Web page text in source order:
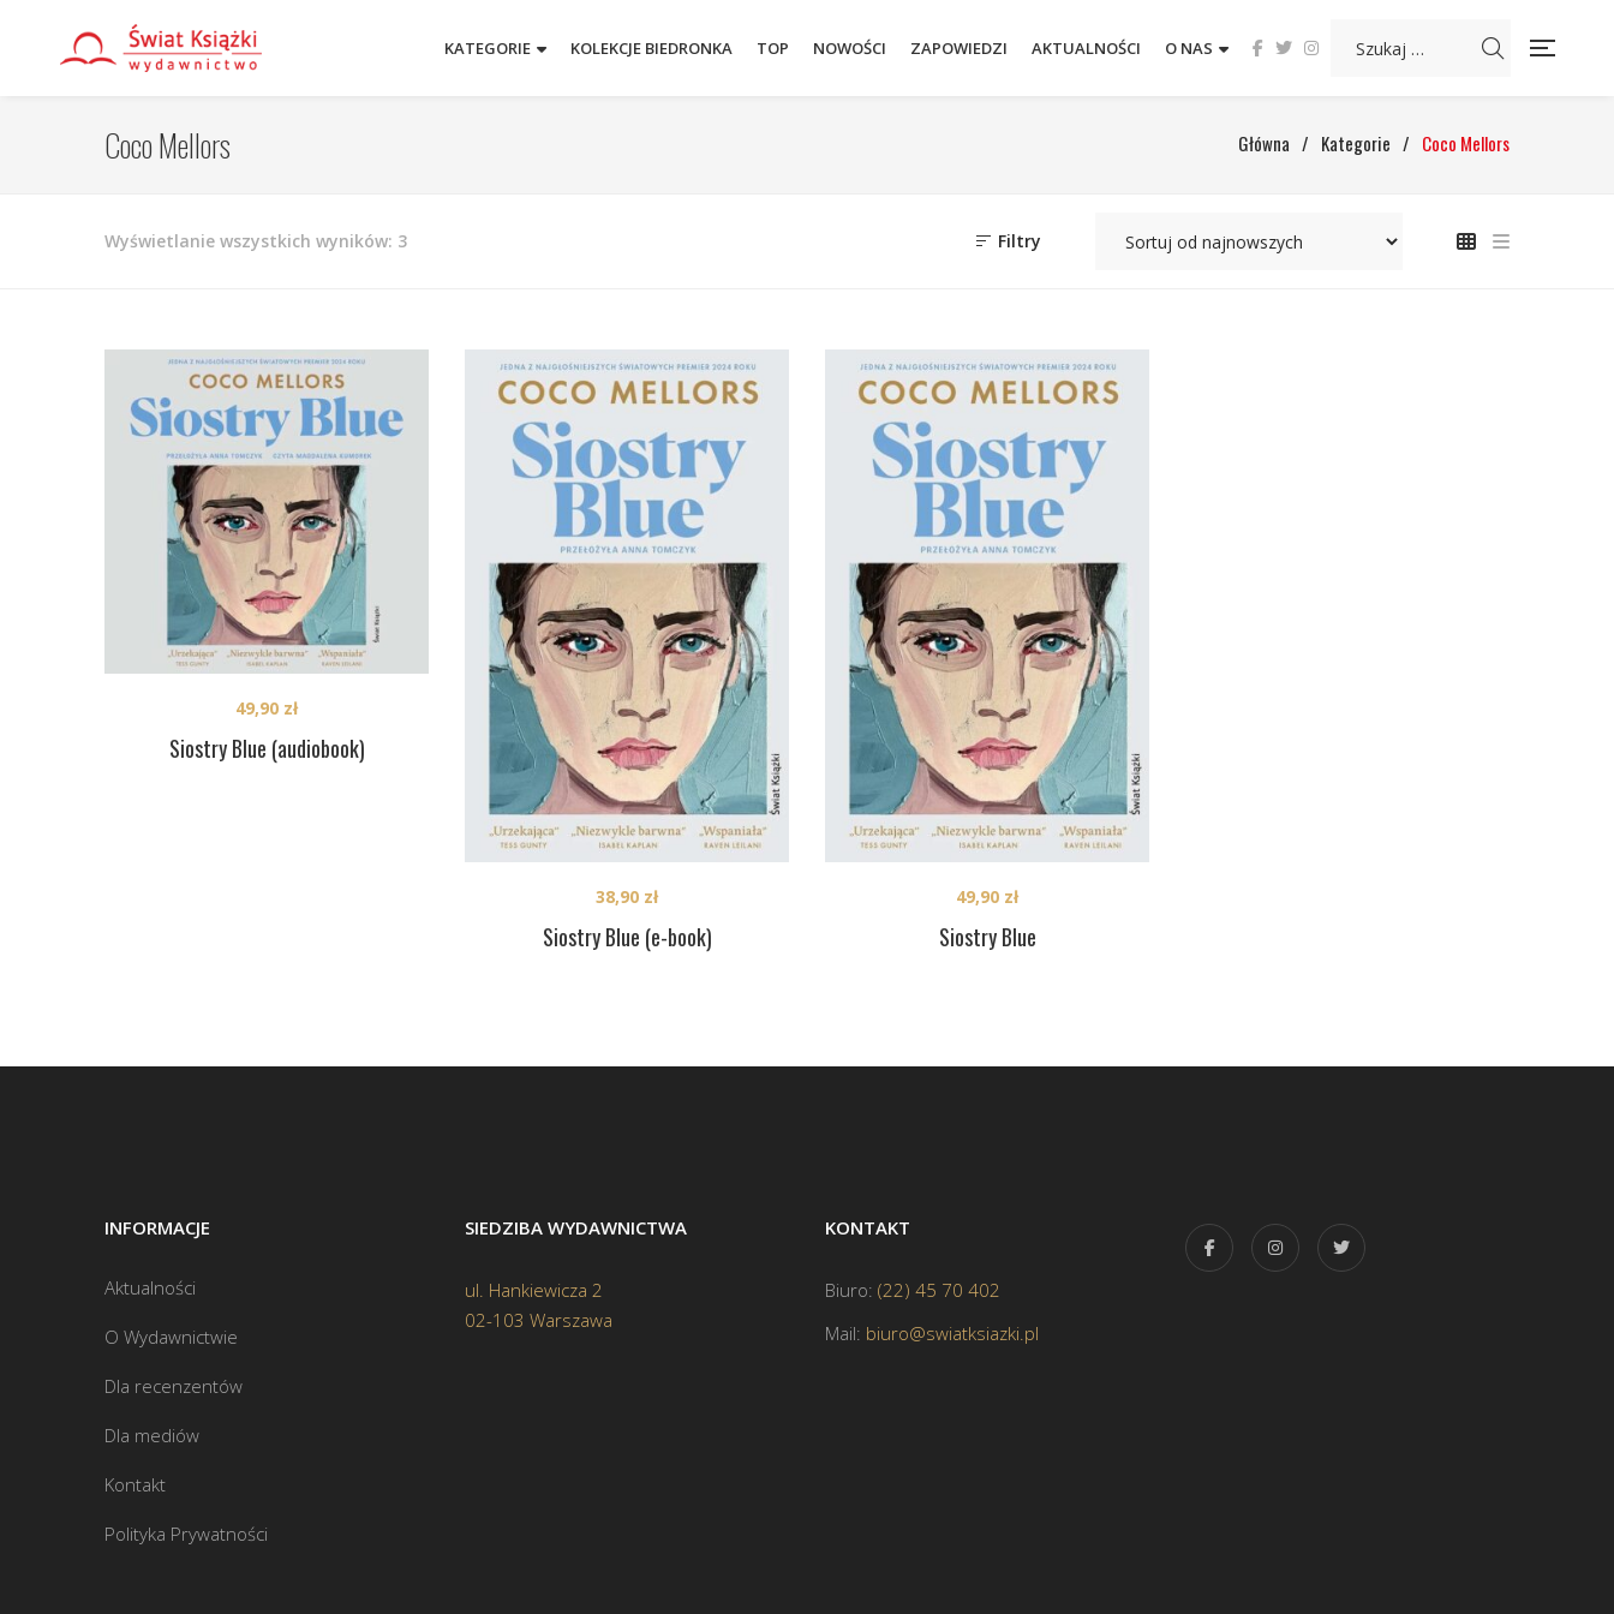
KATEGORIE KOLEKCJE BIEDRONKA TOP NOWOŚCI ZAPOWIEDZI AKTUALNOŚCI O NAS
Coco Mellors Główna / Kategorie / Coco Mellors
Wyświetlanie wszystkich wyników: 3Posortowane
Filtry
Siostry Blue (audiobook)
49,90 zł
Siostry Blue (e-book)
38,90 zł
Siostry Blue
49,90 zł
INFORMACJE
Aktualności
O Wydawnictwie
Dla recenzentów
Dla mediów
Kontakt
Polityka Prywatności
SIEDZIBA WYDAWNICTWA
ul. Hankiewicza 2
02-103 Warszawa
KONTAKT
Biuro: (22) 45 70 402
Mail: biuro@swiatksiazki.pl